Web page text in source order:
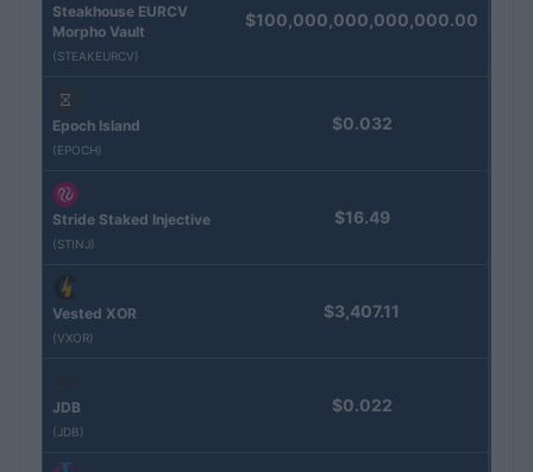
Steakhouse EURCV
Morpho Vault
(STEAKEURCV)
$100,000,000,000,000.00
Epoch Island
(EPOCH)
$0.032
Stride Staked Injective
(STINJ)
$16.49
Vested XOR
(VXOR)
$3,407.11
JDB
(JDB)
$0.022